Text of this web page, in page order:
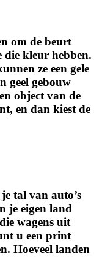
om de beurt
die kleur hebben.
ze een gele
geel gebouw
object van de
en dan kiest de
tal van auto’s
je eigen land
wagens uit
u een print
Hoeveel landen